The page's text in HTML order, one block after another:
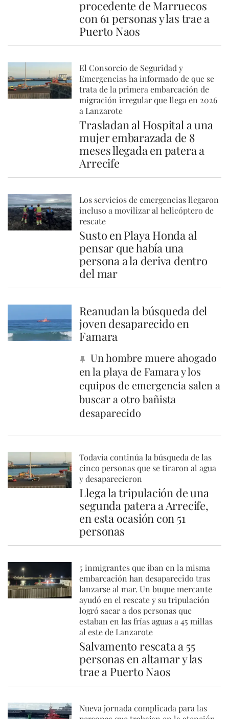
procedente de Marruecos
con 61 personas y las trae a
Puerto Naos
El Consorcio de Seguridad y
Emergencias ha informado de que se
trata de la primera embarcación de
migración irregular que llega en 2026
a Lanzarote
Trasladan al Hospital a una
mujer embarazada de 8
meses llegada en patera a
Arrecife
Los servicios de emergencias llegaron
incluso a movilizar al helicóptero de
rescate
Susto en Playa Honda al
pensar que había una
persona a la deriva dentro
del mar
Reanudan la búsqueda del
joven desaparecido en
Famara
Un hombre muere ahogado
en la playa de Famara y los
equipos de emergencia salen a
buscar a otro bañista
desaparecido
Todavía continúa la búsqueda de las
cinco personas que se tiraron al agua
y desaparecieron
Llega la tripulación de una
segunda patera a Arrecife,
en esta ocasión con 51
personas
5 inmigrantes que iban en la misma
embarcación han desaparecido tras
lanzarse al mar. Un buque mercante
ayudó en el rescate y su tripulación
logró sacar a dos personas que
estaban en las frías aguas a 45 millas
al este de Lanzarote
Salvamento rescata a 55
personas en altamar y las
trae a Puerto Naos
Nueva jornada complicada para las